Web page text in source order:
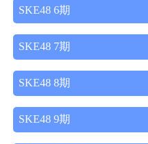
SKE48 6期
SKE48 7期
SKE48 8期
SKE48 9期